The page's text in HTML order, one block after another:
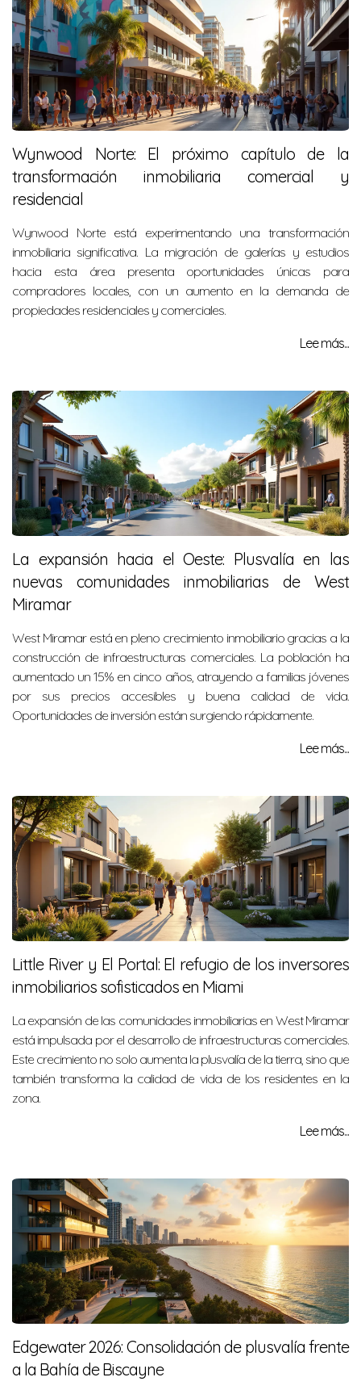
Wynwood Norte: El próximo capítulo de la
transformación inmobiliaria comercial y
residencial
Wynwood Norte está experimentando una transformación
inmobiliaria significativa. La migración de galerías y estudios
hacia esta área presenta oportunidades únicas para
compradores locales, con un aumento en la demanda de
propiedades residenciales y comerciales.
Lee más...
La expansión hacia el Oeste: Plusvalía en las
nuevas comunidades inmobiliarias de West
Miramar
West Miramar está en pleno crecimiento inmobiliario gracias a la
construcción de infraestructuras comerciales. La población ha
aumentado un 15% en cinco años, atrayendo a familias jóvenes
por sus precios accesibles y buena calidad de vida.
Oportunidades de inversión están surgiendo rápidamente.
Lee más...
Little River y El Portal: El refugio de los inversores
inmobiliarios sofisticados en Miami
La expansión de las comunidades inmobiliarias en West Miramar
está impulsada por el desarrollo de infraestructuras comerciales.
Este crecimiento no solo aumenta la plusvalía de la tierra, sino que
también transforma la calidad de vida de los residentes en la
zona.
Lee más...
Edgewater 2026: Consolidación de plusvalía frente
a la Bahía de Biscayne